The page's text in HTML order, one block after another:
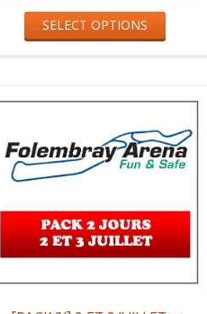
SELECT OPTIONS